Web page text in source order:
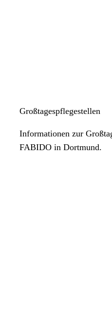
Großtagespflegestellen
Informationen zur
FABIDO in Dortmund.